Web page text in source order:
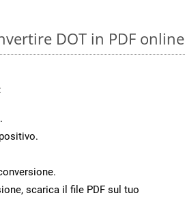
DOT in PDF online
.
scarica il file PDF sul tuo